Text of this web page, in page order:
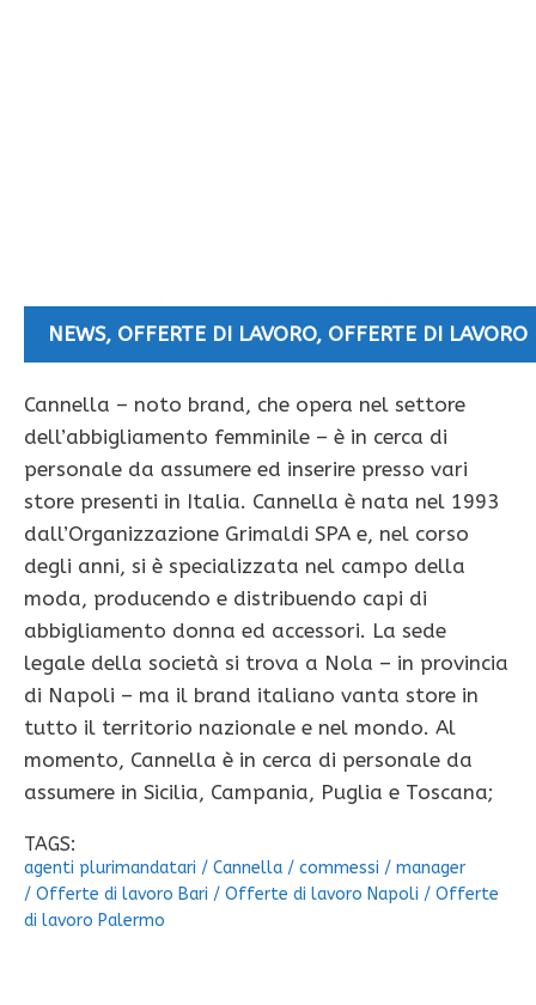
NEWS, OFFERTE DI LAVORO, OFFERTE DI LAVORO
Cannella – noto brand, che opera nel settore
dell’abbigliamento femminile – è in cerca di
personale da assumere ed inserire presso vari
store presenti in Italia. Cannella è nata nel 1993
dall’Organizzazione Grimaldi SPA e, nel corso
degli anni, si è specializzata nel campo della
moda, producendo e distribuendo capi di
abbigliamento donna ed accessori. La sede
legale della società si trova a Nola – in provincia
di Napoli – ma il brand italiano vanta store in
tutto il territorio nazionale e nel mondo. Al
momento, Cannella è in cerca di personale da
assumere in Sicilia, Campania, Puglia e Toscana;
TAGS:
agenti plurimandatari / Cannella / commessi / manager
/ Offerte di lavoro Bari / Offerte di lavoro Napoli / Offerte
di lavoro Palermo